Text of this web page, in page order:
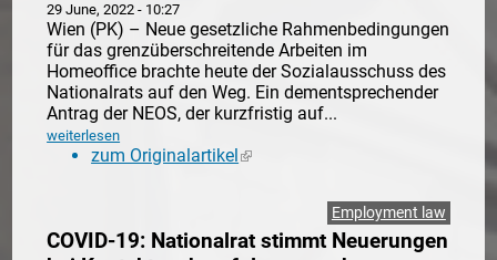
29 June, 2022 - 10:27
Wien (PK) – Neue gesetzliche Rahmenbedingungen
für das grenzüberschreitende Arbeiten im
Homeoffice brachte heute der Sozialausschuss des
Nationalrats auf den Weg. Ein dementsprechender
Antrag der NEOS, der kurzfristig auf...
weiterlesen
zum Originalartikel(link is external)
Employment law
COVID-19: Nationalrat stimmt Neuerungen